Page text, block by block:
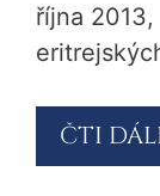
října
ČTI